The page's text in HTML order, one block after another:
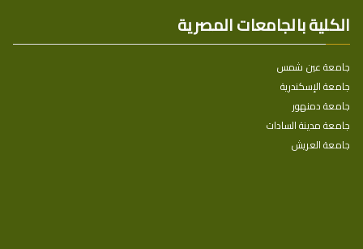
الكلية بالجامعات المصرية
جامعة عين شمس
جامعة الإسكندرية
جامعة دمنهور
جامعة مدينة السادات
جامعة العريش